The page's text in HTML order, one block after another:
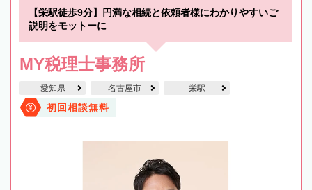
【栄駅徒歩9分】円満な相続と依頼者様にわかりやすいご
説明をモットーに
MY税理士事務所
愛知県 名古屋市 栄駅
初回相談無料